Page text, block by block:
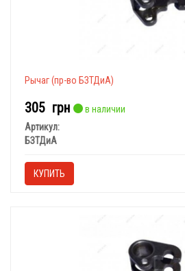
Рычаг (пр-во БЗТДиА)
305 грн
в наличии
Артикул:
БЗТДиА
КУПИТЬ